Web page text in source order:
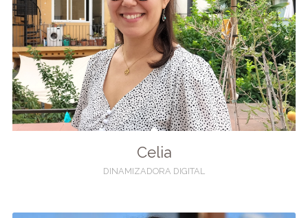
Celia
DINAMIZADORA DIGITAL